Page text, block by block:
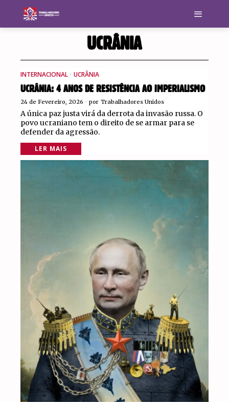
UCRÂNIA
INTERNACIONAL · UCRÂNIA
UCRÂNIA: 4 ANOS DE RESISTÊNCIA AO IMPERIALISMO
24 de Fevereiro, 2026 por Trabalhadores Unidos
A única paz justa virá da derrota da invasão russa. O
povo ucraniano tem o direito de se armar para se
defender da agressão.
LER MAIS